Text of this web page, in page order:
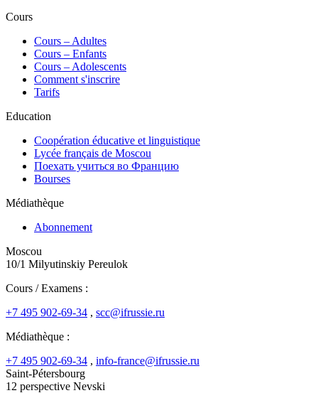
Cours
Сours – Adultes
Cours – Enfants
Cours – Adolescents
Comment s'inscrire
Tarifs
Education
Coopération éducative et linguistique
Lycée français de Moscou
Поехать учиться во Францию
Bourses
Médiathèque
Abonnement
Moscou
10/1 Milyutinskiy Pereulok
Cours / Examens :
+7 495 902-69-34 , scc@ifrussie.ru
Médiathèque :
+7 495 902-69-34 , info-france@ifrussie.ru
Saint-Pétersbourg
12 perspective Nevski